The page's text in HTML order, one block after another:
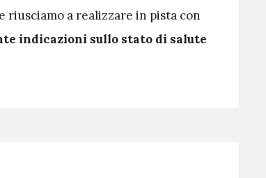
a realizzare in pista con
indicazioni sullo stato di salute